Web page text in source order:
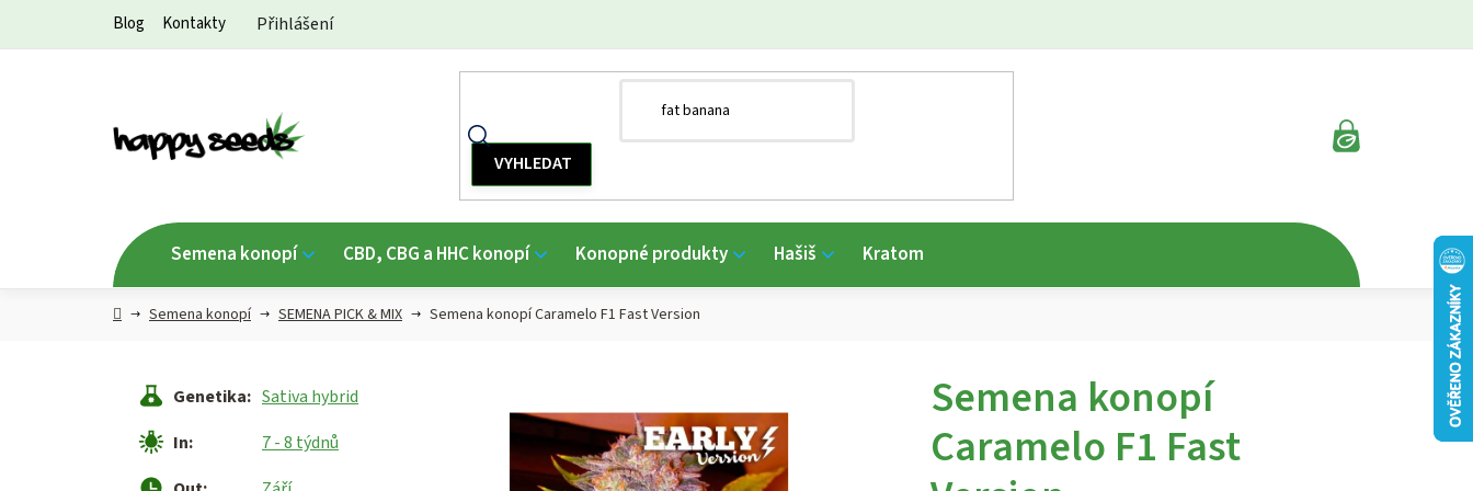
Blog Kontakty Přihlášení
NÁKUPNÍ
Semena konopí CBD, CBG a HHC konopí Konopné produkty Hašiš Kratom
HlavníSemena konopí SEMENA PICK & MIX Semena konopí Caramelo F1 Fast Version
Semena konopí
Caramelo F1 Fast
Genetika: Sativa hybrid
In:
7 - 8 týdnů